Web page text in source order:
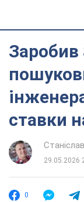
ставки
29.05.2026
0